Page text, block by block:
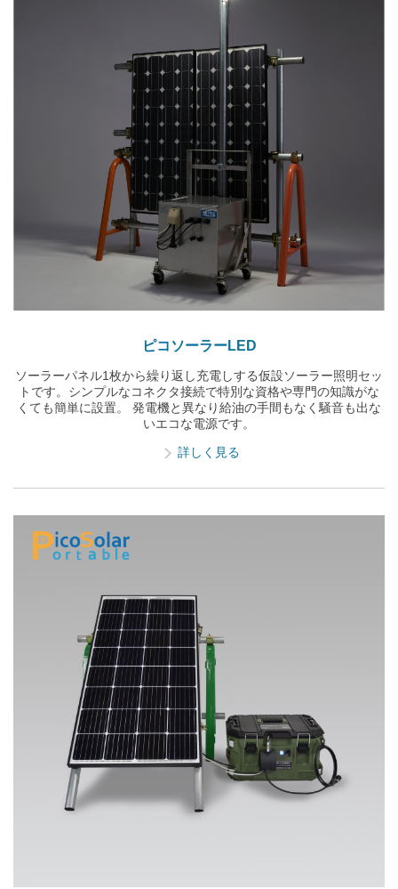
ピコソーラーLED
ソーラーパネル1枚から繰り返し充電しする仮設ソーラー照明セッ
トです。シンプルなコネクタ接続で特別な資格や専門の知識がな
くても簡単に設置。 発電機と異なり給油の手間もなく騒音も出な
いエコな電源です。
詳しく見る